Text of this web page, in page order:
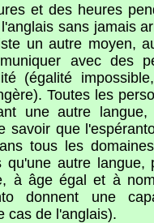
et des heures
sans jamais
un autre moyen,
avec des
(égalité
Toutes les
une autre
savoir que
tous les
qu'une autre langue,
à âge égal et à
donnent une
cas de l'anglais).